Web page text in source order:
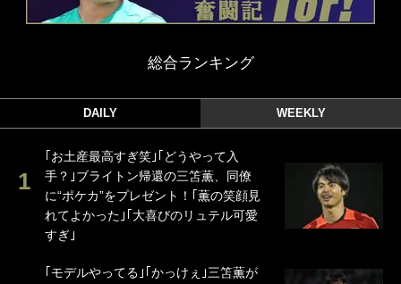
総合ランキング
DAILY WEEKLY
｢お土産最高すぎ笑｣｢どうやって入
手？｣ブライトン帰還の三笘薫、同僚
に“ポケカ”をプレゼント！｢薫の笑顔見
れてよかった｣｢大喜びのリュテル可愛
すぎ｣
｢モデルやってる｣｢かっけぇ｣三笘薫が